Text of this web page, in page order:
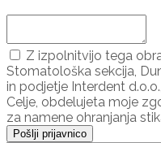
Z izpolnitvijo tega
Stomatološka sekcija,
in podjetje Interdent
Celje, obdelujeta moje
za namene ohranjanja
Pošlji prijavnico